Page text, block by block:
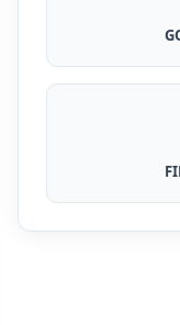
परिवारों के
फार्मिंग लोन
है दस लाख तक
सरकार की इस